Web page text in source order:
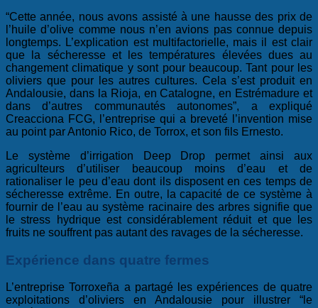
“Cette année, nous avons assisté à une hausse des prix de
l’huile d’olive comme nous n’en avions pas connue depuis
longtemps. L’explication est multifactorielle, mais il est clair
que la sécheresse et les températures élevées dues au
changement climatique y sont pour beaucoup. Tant pour les
oliviers que pour les autres cultures. Cela s’est produit en
Andalousie, dans la Rioja, en Catalogne, en Estrémadure et
dans d’autres communautés autonomes”, a expliqué
Creacciona FCG, l’entreprise qui a breveté l’invention mise
au point par Antonio Rico, de Torrox, et son fils Ernesto.
Le système d’irrigation Deep Drop permet ainsi aux
agriculteurs d’utiliser beaucoup moins d’eau et de
rationaliser le peu d’eau dont ils disposent en ces temps de
sécheresse extrême. En outre, la capacité de ce système à
fournir de l’eau au système racinaire des arbres signifie que
le stress hydrique est considérablement réduit et que les
fruits ne souffrent pas autant des ravages de la sécheresse.
Expérience dans quatre fermes
L’entreprise Torroxeña a partagé les expériences de quatre
exploitations d’oliviers en Andalousie pour illustrer “le